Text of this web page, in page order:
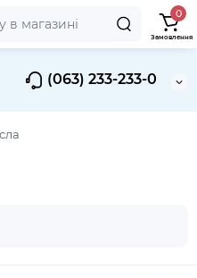
(063) 233-233-0
0
Замовлення